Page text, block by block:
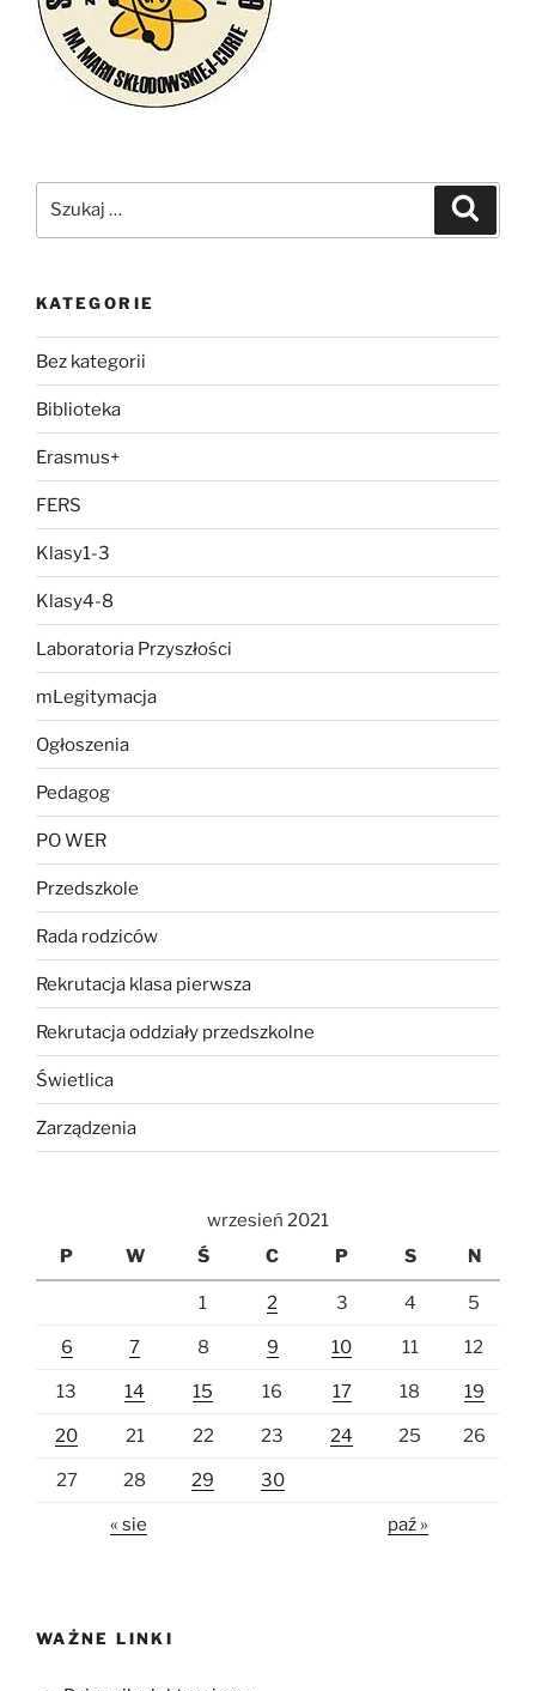
KATEGORIE
Bez kategorii
Biblioteka
Erasmus+
FERS
Klasy1-3
Klasy4-8
Laboratoria Przyszłości
mLegitymacja
Ogłoszenia
Pedagog
PO WER
Przedszkole
Rada rodziców
Rekrutacja klasa pierwsza
Rekrutacja oddziały przedszkolne
Świetlica
Zarządzenia
wrzesień 2021
P
W Ś C P S N
1 2 3 4 5
6 7 8 9 10 11 12
13 14 15 16 17 18 19
20 21 22 23 24 25 26
27 28 29 30
« sie paź »
WAŻNE LINKI